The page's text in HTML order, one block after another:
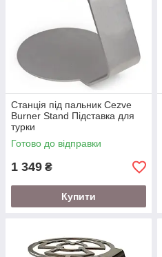
Станція під пальник Cezve
Burner Stand Підставка для
турки
Готово до відправки
1 349 ₴
Купити